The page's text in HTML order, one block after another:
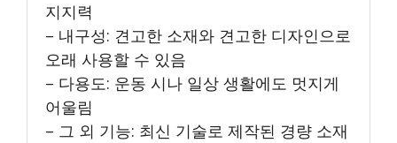
지지력
– 내구성: 견고한 소재와 견고한 디자인으로
오래 사용할 수 있음
– 다용도: 운동 시나 일상 생활에도 멋지게
어울림
– 그 외 기능: 최신 기술로 제작된 경량 소재